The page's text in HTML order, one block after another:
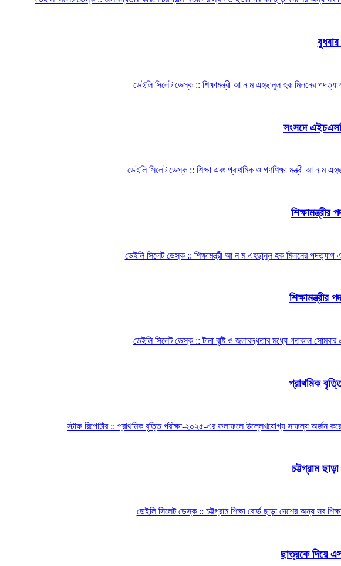
বুধবার
ডেইলি সিলেট ডেস্ক :: শিক্ষামন্ত্রী আ ন ম এহছানুল হক মিলনের পদত্যাগ
সংসদে এইচএসসি
ডেইলি সিলেট ডেস্ক :: শিক্ষা এবং প্রাথমিক ও গণশিক্ষা মন্ত্রী আ ন ম
ডেইলি সিলেট ডেস্ক :: শিক্ষামন্ত্রী আ ন ম এহছানুল হক মিলনের পদত্যাগ
শিক্ষামন্ত্রীর
ডেইলি সিলেট ডেস্ক :: টানা বৃষ্টি ও জলাবদ্ধতার মধ্যে গতকাল সোমবার
প্রাথমিক
স্টাফ রিপোর্টার :: প্রাথমিক বৃত্তি পরীক্ষা-২০২৫-এর ফলাফলে উল্লেখযোগ্য সাফল্য অর্জন
চট্টগ্রাম
ডেইলি সিলেট ডেস্ক :: চট্টগ্রাম শিক্ষা বোর্ড ছাড়া দেশের অন্য সব
ছাত্রকে দিয়ে